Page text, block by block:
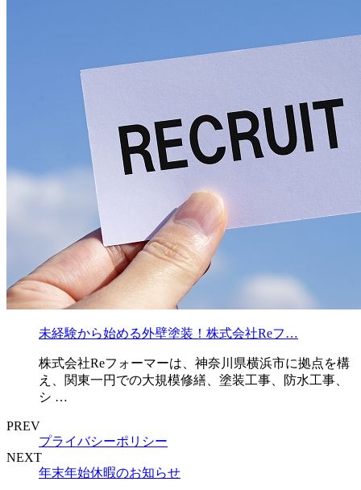
未経験から始める外壁塗装！株式会社Reフ…
株式会社Reフォーマーは、神奈川県横浜市に拠点を構
え、関東一円での大規模修繕、塗装工事、防水工事、
シ …
PREV
プライバシーポリシー
NEXT
年末年始休暇のお知らせ